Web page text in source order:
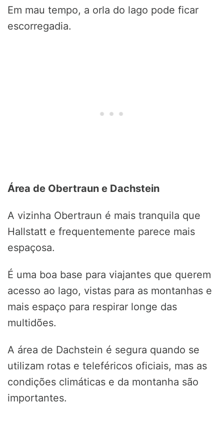
Em mau tempo, a orla do lago pode ficar
escorregadia.
Área de Obertraun e Dachstein
A vizinha Obertraun é mais tranquila que
Hallstatt e frequentemente parece mais
espaçosa.
É uma boa base para viajantes que querem
acesso ao lago, vistas para as montanhas e
mais espaço para respirar longe das
multidões.
A área de Dachstein é segura quando se
utilizam rotas e teleféricos oficiais, mas as
condições climáticas e da montanha são
importantes.